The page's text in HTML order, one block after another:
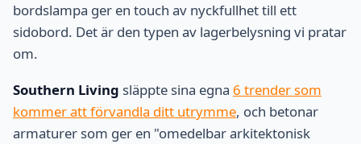
bordslampa ger en touch av nyckfullhet till ett
sidobord. Det är den typen av lagerbelysning vi pratar
om.
Southern Living släppte sina egna 6 trender som
kommer att förvandla ditt utrymme, och betonar
armaturer som ger en "omedelbar arkitektonisk